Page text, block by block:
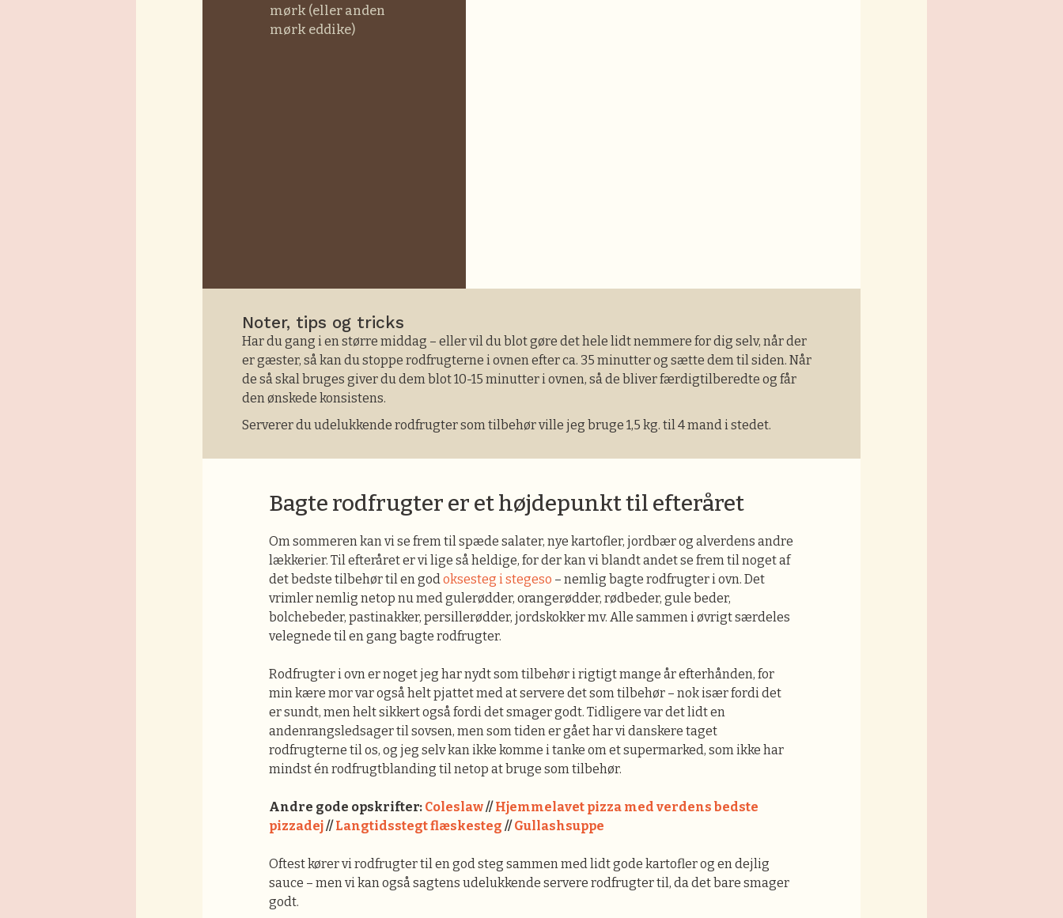
mørk (eller anden
mørk eddike)
Noter, tips og tricks
Har du gang i en større middag – eller vil du blot gøre det hele lidt nemmere for dig selv, når der
er gæster, så kan du stoppe rodfrugterne i ovnen efter ca. 35 minutter og sætte dem til siden. Når
de så skal bruges giver du dem blot 10-15 minutter i ovnen, så de bliver færdigtilberedte og får
den ønskede konsistens.
Serverer du udelukkende rodfrugter som tilbehør ville jeg bruge 1,5 kg. til 4 mand i stedet.
Bagte rodfrugter er et højdepunkt til efteråret
Om sommeren kan vi se frem til spæde salater, nye kartofler, jordbær og alverdens andre
lækkerier. Til efteråret er vi lige så heldige, for der kan vi blandt andet se frem til noget af
det bedste tilbehør til en godoksesteg i stegeso – nemlig bagte rodfrugter i ovn. Det
vrimler nemlig netop nu med gulerødder, orangerødder, rødbeder, gule beder,
bolchebeder, pastinakker, persillerødder, jordskokker mv. Alle sammen i øvrigt særdeles
velegnede til en gang bagte rodfrugter.
Rodfrugter i ovn er noget jeg har nydt som tilbehør i rigtigt mange år efterhånden, for
min kære mor var også helt pjattet med at servere det som tilbehør – nok især fordi det
er sundt, men helt sikkert også fordi det smager godt. Tidligere var det lidt en
andenrangsledsager til sovsen, men som tiden er gået har vi danskere taget
rodfrugterne til os, og jeg selv kan ikke komme i tanke om et supermarked, som ikke har
mindst én rodfrugtblanding til netop at bruge som tilbehør.
Andre gode opskrifter: Coleslaw//Hjemmelavet pizza med verdens bedste
pizzadej//Langtidsstegt flæskesteg //Gullashsuppe
Oftest kører vi rodfrugter til en god steg sammen med lidt gode kartofler og en dejlig
sauce – men vi kan også sagtens udelukkende servere rodfrugter til, da det bare smager
godt.